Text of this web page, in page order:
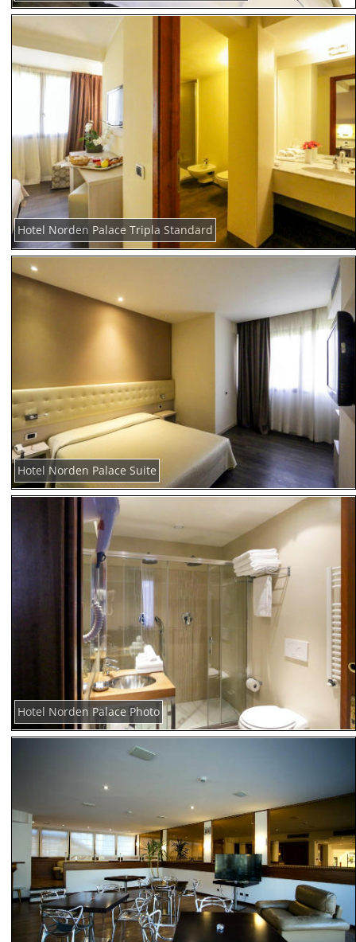
Hotel Norden Palace Tripla Standard
Hotel Norden Palace Suite
Hotel Norden Palace Photo